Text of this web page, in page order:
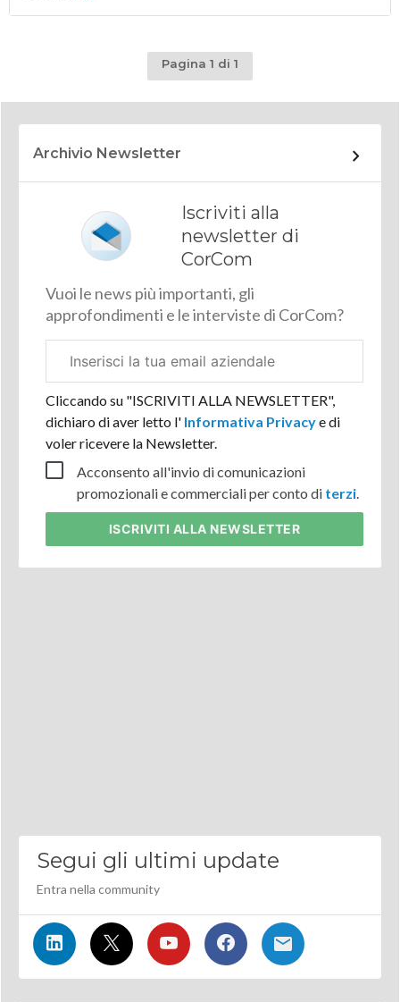
Pagina 1 di 1
Archivio Newsletter
Iscriviti alla
newsletter di
CorCom
Vuoi le news più importanti, gli
approfondimenti e le interviste di CorCom?
aziendale
Cliccando su "ISCRIVITI ALLA NEWSLETTER",
dichiaro di aver letto l'Informativa Privacye di
voler ricevere la Newsletter.
Acconsento all'invio di comunicazioni
promozionali e commerciali per conto di terzi.
ISCRIVITI ALLA NEWSLETTER
Segui gli ultimi update
Entra nella community